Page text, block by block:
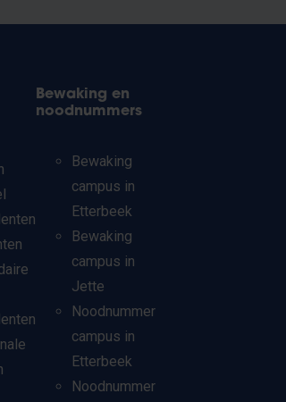
Bewaking en
noodnummers
Bewaking
campus in
Etterbeek
Bewaking
campus in
Jette
Noodnummer
campus in
Etterbeek
Noodnummer